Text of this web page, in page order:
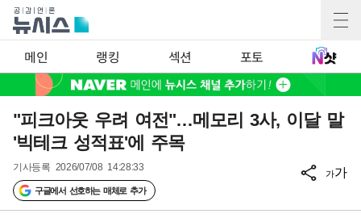
메인 랭킹 섹션 포토
"피크아웃 우려 여전"…메모리 3사, 이달 말
'빅테크 성적표'에 주목
기사등록 2026/07/08 14:28:33
구글에서 선호하는 매체로 추가
가가